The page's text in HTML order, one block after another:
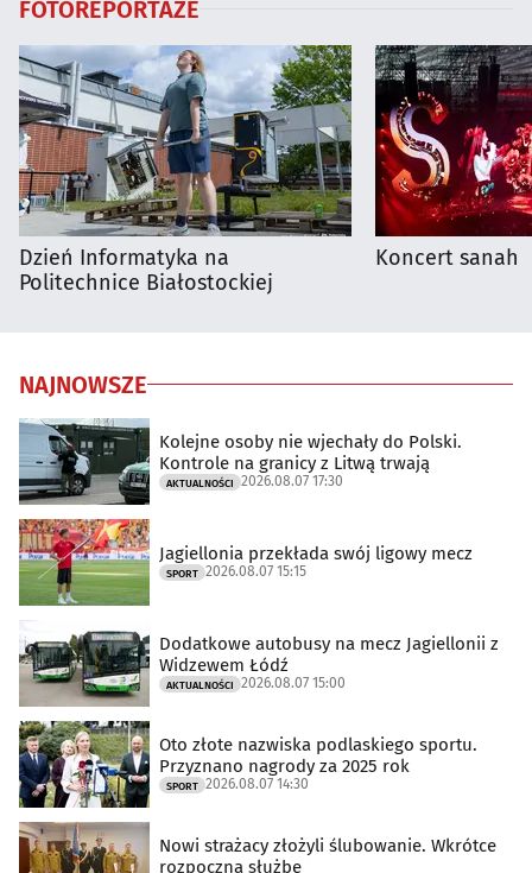
FOTOREPORTAŻE
Dzień Informatyka na
Politechnice Białostockiej
Koncert sanah
NAJNOWSZE
Kolejne osoby nie wjechały do Polski.
Kontrole na granicy z Litwą trwają
AKTUALNOŚCI 2026.08.07 17:30
Jagiellonia przekłada swój ligowy mecz
SPORT 2026.08.07 15:15
Dodatkowe autobusy na mecz Jagiellonii z
Widzewem Łódź
AKTUALNOŚCI 2026.08.07 15:00
Oto złote nazwiska podlaskiego sportu.
Przyznano nagrody za 2025 rok
SPORT 2026.08.07 14:30
Nowi strażacy złożyli ślubowanie. Wkrótce
rozpoczną służbę